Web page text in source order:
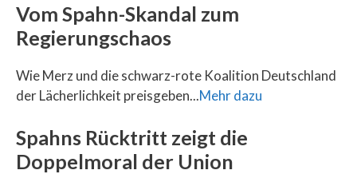
Vom Spahn-Skandal zum
Regierungschaos
Wie Merz und die schwarz-rote Koalition Deutschland
der Lächerlichkeit preisgeben...Mehr dazu
Spahns Rücktritt zeigt die
Doppelmoral der Union